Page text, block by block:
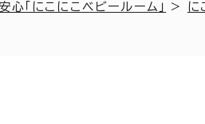
「にこにこベビールーム」 > に